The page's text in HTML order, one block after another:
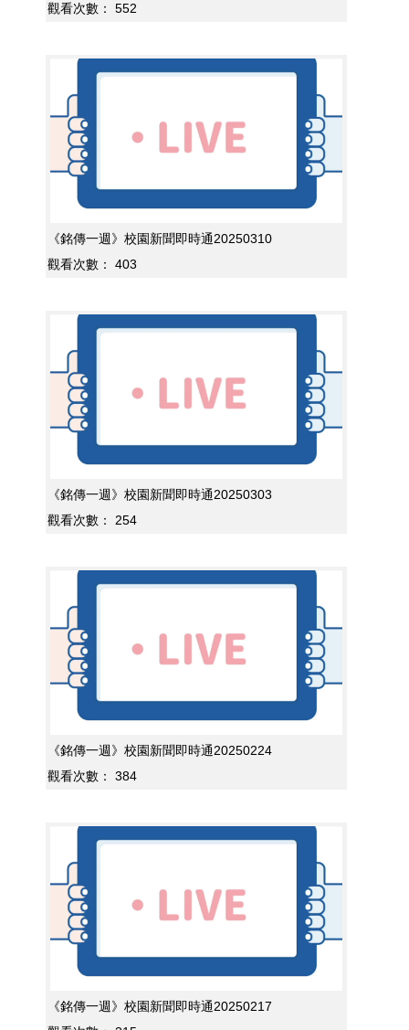
觀看次數：
552
《銘傳一週》校園新聞即時通20250310
觀看次數：
403
《銘傳一週》校園新聞即時通20250303
觀看次數：
254
《銘傳一週》校園新聞即時通20250224
觀看次數：
384
《銘傳一週》校園新聞即時通20250217